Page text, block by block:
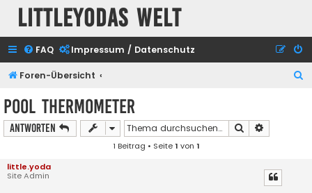
Littleyodas Welt
FAQ Impressum / Datenschutz
Foren-Übersicht
Pool Thermometer
Antworten Suche
1 Beitrag • Seite1 von 1
little.yoda
Site Admin